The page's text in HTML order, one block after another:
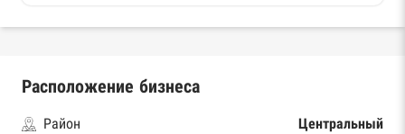
Расположение бизнеса
Район
Центральный